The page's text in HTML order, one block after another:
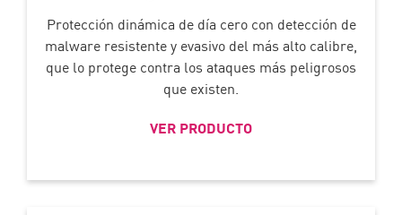
Protección dinámica de día cero con detección de
malware resistente y evasivo del más alto calibre,
que lo protege contra los ataques más peligrosos
que existen.
VER PRODUCTO